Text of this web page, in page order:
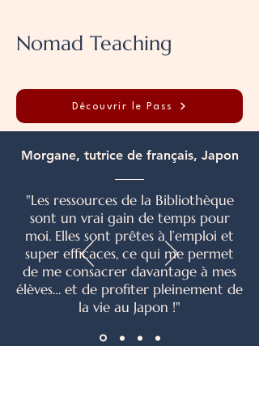
Nomad Teaching
Découvrir le Pass
Morgane, tutrice de français, Japon
"Les ressources de la Bibliothèque
sont un vrai gain de temps pour
moi. Elles sont prêtes à l’emploi et
super efficaces, ce qui me permet
de me consacrer davantage à mes
élèves… et de profiter pleinement de
la vie au Japon !"